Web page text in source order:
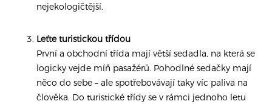
nejekologičtější.
Leťte turistickou třídou
První a obchodní třída mají větší sedadla, na která se
logicky vejde míň pasažérů. Pohodlné sedačky mají
něco do sebe – ale spotřebovávají taky víc paliva na
člověka. Do turistické třídy se v rámci jednoho letu